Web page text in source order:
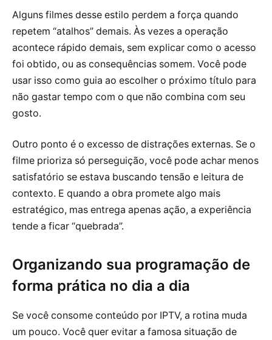
Alguns filmes desse estilo perdem a força quando
repetem “atalhos” demais. Às vezes a operação
acontece rápido demais, sem explicar como o acesso
foi obtido, ou as consequências somem. Você pode
usar isso como guia ao escolher o próximo título para
não gastar tempo com o que não combina com seu
gosto.
Outro ponto é o excesso de distrações externas. Se o
filme prioriza só perseguição, você pode achar menos
satisfatório se estava buscando tensão e leitura de
contexto. E quando a obra promete algo mais
estratégico, mas entrega apenas ação, a experiência
tende a ficar “quebrada”.
Organizando sua programação de
forma prática no dia a dia
Se você consome conteúdo por IPTV, a rotina muda
um pouco. Você quer evitar a famosa situação de